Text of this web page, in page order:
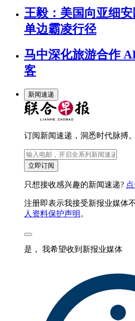
王毅：美国向亚细
单边霸凌行径
马中深化旅游合作
客
新闻速递
订阅新闻速递，洞悉时代脉搏。
立即订阅
只想接收感兴趣的新闻速递?
注册即表示我接受新报业媒体
人资料保护声明 。
是， 我希望收到新报业媒体